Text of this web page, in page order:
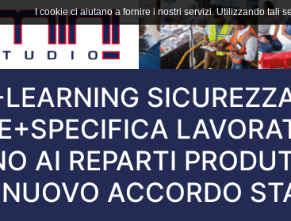
AI REPARTI
ACCORDO
I cookie ci aiutano a fornire i nostri servizi. Utilizzando tali